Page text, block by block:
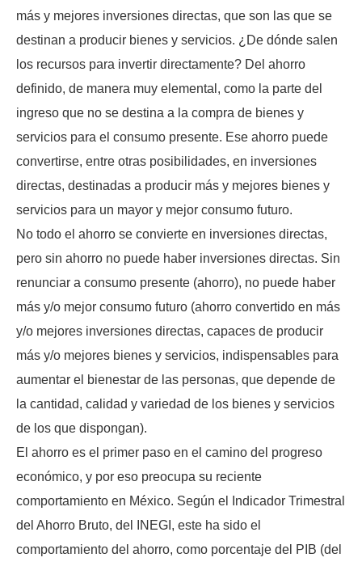
más y mejores inversiones directas, que son las que se
destinan a producir bienes y servicios. ¿De dónde salen
los recursos para invertir directamente? Del ahorro
definido, de manera muy elemental, como la parte del
ingreso que no se destina a la compra de bienes y
servicios para el consumo presente. Ese ahorro puede
convertirse, entre otras posibilidades, en inversiones
directas, destinadas a producir más y mejores bienes y
servicios para un mayor y mejor consumo futuro.
No todo el ahorro se convierte en inversiones directas,
pero sin ahorro no puede haber inversiones directas. Sin
renunciar a consumo presente (ahorro), no puede haber
más y/o mejor consumo futuro (ahorro convertido en más
y/o mejores inversiones directas, capaces de producir
más y/o mejores bienes y servicios, indispensables para
aumentar el bienestar de las personas, que depende de
la cantidad, calidad y variedad de los bienes y servicios
de los que dispongan).
El ahorro es el primer paso en el camino del progreso
económico, y por eso preocupa su reciente
comportamiento en México. Según el Indicador Trimestral
del Ahorro Bruto, del INEGI, este ha sido el
comportamiento del ahorro, como porcentaje del PIB (del